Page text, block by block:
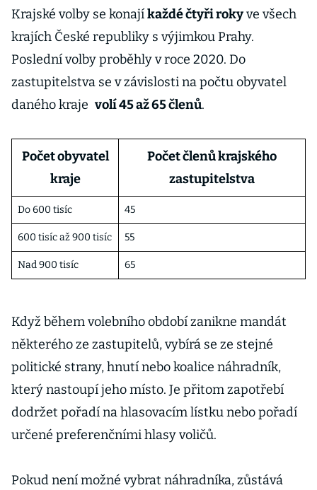
Krajské volby se konajíkaždé čtyři rokyve všech
krajích České republiky s výjimkou Prahy.
Poslední volby proběhly v roce 2020. Do
zastupitelstva se v závislosti na počtu obyvatel
daného kraje volí 45 až 65 členů.
Počet obyvatel
kraje
Počet členů krajského
zastupitelstva
Do 600 tisíc 45
600 tisíc až 900 tisíc 55
Nad 900 tisíc 65
Když během volebního období zanikne mandát
některého ze zastupitelů, vybírá se ze stejné
politické strany, hnutí nebo koalice náhradník,
který nastoupí jeho místo. Je přitom zapotřebí
dodržet pořadí na hlasovacím lístku nebo pořadí
určené preferenčními hlasy voličů.
Pokud není možné vybrat náhradníka, zůstává